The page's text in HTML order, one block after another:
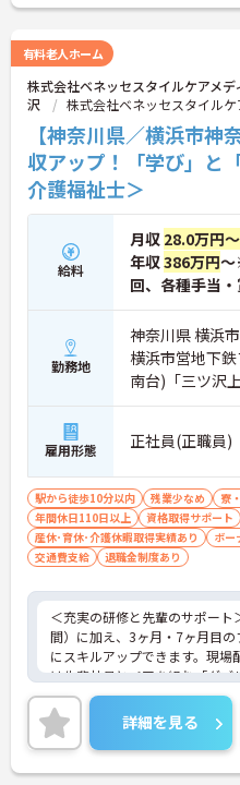
有料老人ホーム
株式会社ベネッセスタイルケアメ
沢
株式会社ベネッセスタイルケ
【神奈川県／横浜市神
収アップ！「学び」と
介護福祉士＞
給料
月収 28.0万円
年収386万円～
回、各種手当
勤務地
神奈川県 横浜
横浜市営地下
南台)「三ツ沢
雇用形態 正社員(正職員)
駅から徒歩10分以内 残業少なめ 寮
年間休日110日以上
資格取得サポート
産休･育休･介護休暇取得実績あり
ボー
交通費支給
退職金制度あり
＜充実の研修と先輩のサポート
間）に加え、3ヶ月・7ヶ月目
にスキルアップできます。現場
は先輩社員とペアを組む「ダブ
習得できるので、一人で抱え込
ん。
＜頑張りが給与に直結！専門性
＞経験やスキルがしっかり給与
です。定期昇給に加え、独自の
詳細を見る